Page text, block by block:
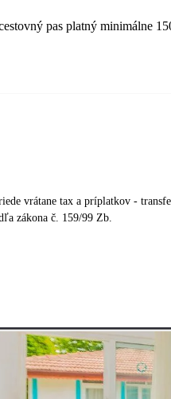
pas platný minimálne
vrátane tax a príplatkov -
zákona č. 159/99 Zb.